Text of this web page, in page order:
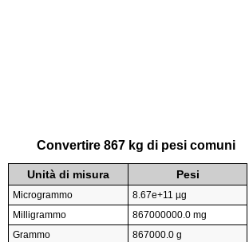
Convertire 867 kg di pesi comuni
Unità di misura Pesi
Microgrammo
8.67e+11 µg
Milligrammo
867000000.0 mg
Grammo
867000.0 g